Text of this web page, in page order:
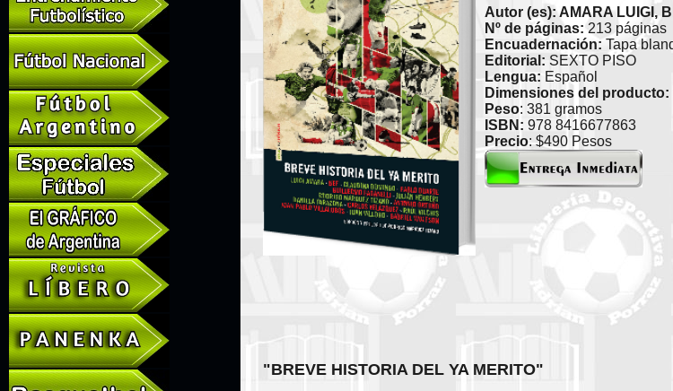
Autor (es): AMARA LUIGI,
Nº de páginas: 213 páginas
Encuadernación: Tapa
Editorial: SEXTO PISO
Lengua: Español
Dimensiones del producto:
Peso: 381 gramos
ISBN: 978 8416677863
Precio: $490 Pesos
"BREVE HISTORIA DEL YA MERITO"